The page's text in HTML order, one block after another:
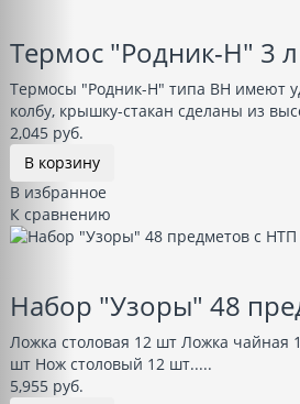
Термос "Родник-Н" 3 л
Термосы "Родник-Н" типа BН имеют
колбу, крышку-стакан сделаны из
2,045 руб.
В корзину
В избранное
К сравнению
Набор "Узоры" 48
Ложка столовая 12 шт Ложка чайная
шт Нож столовый 12 шт.....
5,955 руб.